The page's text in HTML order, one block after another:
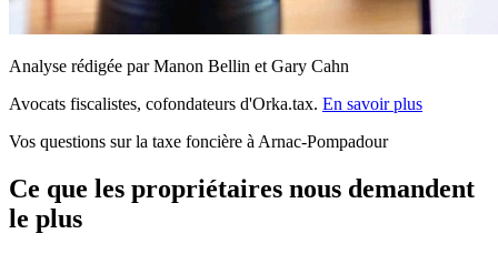
Analyse rédigée par Manon Bellin et Gary Cahn
Avocats fiscalistes, cofondateurs d'Orka.tax. En savoir plus
Vos questions sur la taxe foncière à Arnac-Pompadour
Ce que les propriétaires nous demandent
le plus